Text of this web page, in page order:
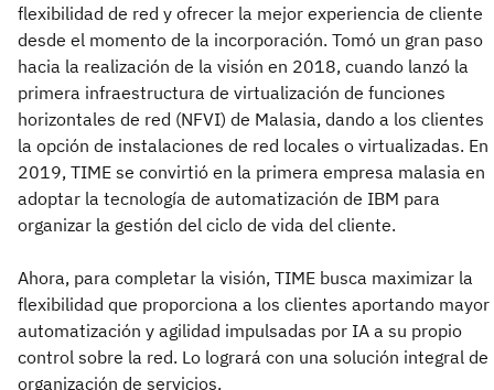
flexibilidad de red y ofrecer la mejor experiencia de cliente
desde el momento de la incorporación. Tomó un gran paso
hacia la realización de la visión en 2018, cuando lanzó la
primera infraestructura de virtualización de funciones
horizontales de red (NFVI) de Malasia, dando a los clientes
la opción de instalaciones de red locales o virtualizadas. En
2019, TIME se convirtió en la primera empresa malasia en
adoptar la tecnología de automatización de IBM para
organizar la gestión del ciclo de vida del cliente.
Ahora, para completar la visión, TIME busca maximizar la
flexibilidad que proporciona a los clientes aportando mayor
automatización y agilidad impulsadas por IA a su propio
control sobre la red. Lo logrará con una solución integral de
organización de servicios.